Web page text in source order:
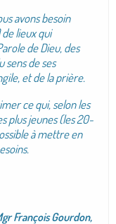
avons besoin
lieux qui
de Dieu, des
sens de ses
et de la prière.
ce qui, selon les
plus jeunes (les 20-
à mettre en
François Gourdon,